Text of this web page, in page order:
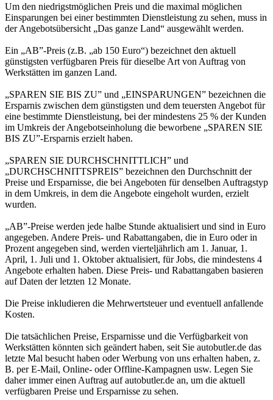
Um den niedrigstmöglichen Preis und die maximal möglichen
Einsparungen bei einer bestimmten Dienstleistung zu sehen, muss in
der Angebotsübersicht „Das ganze Land“ ausgewählt werden.
Ein „AB”-Preis (z.B. „ab 150 Euro“) bezeichnet den aktuell
günstigsten verfügbaren Preis für dieselbe Art von Auftrag von
Werkstätten im ganzen Land.
„SPAREN SIE BIS ZU” und „EINSPARUNGEN” bezeichnen die
Ersparnis zwischen dem günstigsten und dem teuersten Angebot für
eine bestimmte Dienstleistung, bei der mindestens 25 % der Kunden
im Umkreis der Angebotseinholung die beworbene „SPAREN SIE
BIS ZU”-Ersparnis erzielt haben.
„SPAREN SIE DURCHSCHNITTLICH” und
„DURCHSCHNITTSPREIS” bezeichnen den Durchschnitt der
Preise und Ersparnisse, die bei Angeboten für denselben Auftragstyp
in dem Umkreis, in dem die Angebote eingeholt wurden, erzielt
wurden.
„AB”-Preise werden jede halbe Stunde aktualisiert und sind in Euro
angegeben. Andere Preis- und Rabattangaben, die in Euro oder in
Prozent angegeben sind, werden vierteljährlich am 1. Januar, 1.
April, 1. Juli und 1. Oktober aktualisiert, für Jobs, die mindestens 4
Angebote erhalten haben. Diese Preis- und Rabattangaben basieren
auf Daten der letzten 12 Monate.
Die Preise inkludieren die Mehrwertsteuer und eventuell anfallende
Kosten.
Die tatsächlichen Preise, Ersparnisse und die Verfügbarkeit von
Werkstätten könnten sich geändert haben, seit Sie autobutler.de das
letzte Mal besucht haben oder Werbung von uns erhalten haben, z.
B. per E-Mail, Online- oder Offline-Kampagnen usw. Legen Sie
daher immer einen Auftrag auf autobutler.de an, um die aktuell
verfügbaren Preise und Ersparnisse zu sehen.